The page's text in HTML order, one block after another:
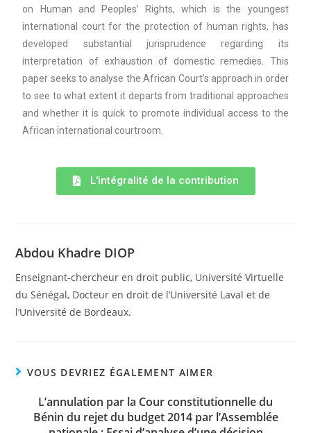
on Human and Peoples’ Rights, which is the youngest
international court for the protection of human rights, has
developed substantial jurisprudence regarding its
interpretation of exhaustion of domestic remedies. This
paper seeks to analyse the African Court’s approach in order
to see to what extent it departs from traditional approaches
and whether it is quick to promote individual access to the
African international courtroom.
L'intégralité de la contribution
Abdou Khadre DIOP
Enseignant-chercheur en droit public, Université Virtuelle
du Sénégal, Docteur en droit de l’Université Laval et de
l’Université de Bordeaux.
VOUS DEVRIEZ ÉGALEMENT AIMER
L’annulation par la Cour constitutionnelle du
Bénin du rejet du budget 2014 par l’Assemblée